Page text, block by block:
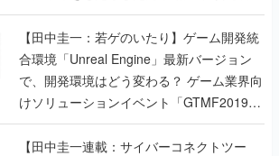
のいたり】
【田中圭一：若ゲのいたり】ゲーム開発統
合環境「Unreal Engine」最新バージョン
で、開発環境はどう変わる？ ゲーム業界向
けソリューションイベント「GTMF2019」
に行って、より理解を深めよう【PR】
【田中圭一連載：サイバーコネクトツー